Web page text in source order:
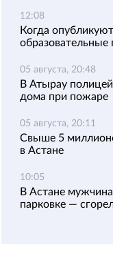
12:08
Когда
образовательные
05 августа, 20:48
В Атырау
дома при пожаре
05 августа, 20:11
Свыше 5
в Астане
10:05
В Астане
парковке —